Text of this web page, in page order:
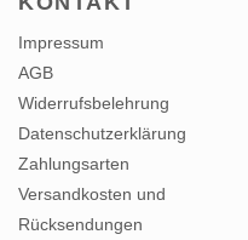
Impressum
AGB
Widerrufsbelehrung
Datenschutzerklärung
Zahlungsarten
Versandkosten und
Rücksendungen